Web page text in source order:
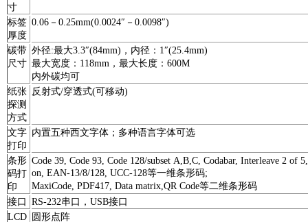
寸
标签
厚度
0.06－0.25mm(0.0024″－0.0098″)
碳带
尺寸
外径:最大3.3″(84mm)，内径：1″(25.4mm)
最大宽度：118mm，最大长度：600M
内外碳均可
纸张
探测
方式
反射式/穿透式(可移动)
文字
打印
内置五种西文字体；多种语言字体可选
条形
码打
印
Code 39, Code 93, Code 128/subset A,B,C, Codabar, Interleave 2 of
on, EAN-13/8/128, UCC-128等一维条形码;
MaxiCode, PDF417, Data matrix,QR Code等二维条形码
接口
RS-232串口，USB接口
LCD
圆形点阵